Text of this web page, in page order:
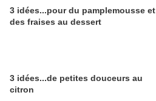
3 idées...pour du pamplemousse et
des fraises au dessert
3 idées...de petites douceurs au
citron